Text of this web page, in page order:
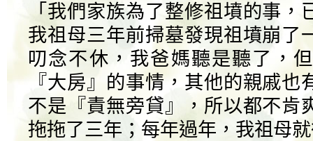
「我們家族為了整修祖墳的事
我祖母三年前掃墓發現祖墳崩了
叨念不休，我爸媽聽是聽了，
『大房』的事情，其他的親戚也
不是『責無旁貸』，所以都不肯
拖拖了三年；每年過年，我祖母